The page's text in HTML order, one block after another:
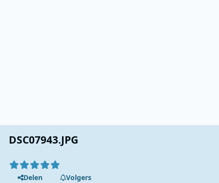
DSC07943.JPG
Delen
Volgers